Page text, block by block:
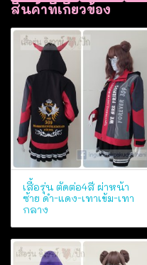
สินค้าที่เกี่ยวข้อง
เสื้อรุ่น ตัดต่อ4สี ผ่าหน้า
ซ้าย ดำ-แดง-เทาเข้ม-เทา
กลาง